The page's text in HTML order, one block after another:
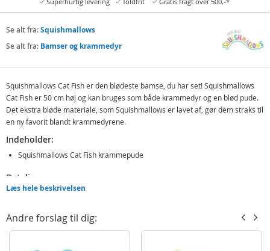
Se alt fra:Squishmallows
Se alt fra: Bamser og krammedyr
Squishmallows Cat Fish er den blødeste bamse, du har set! Squishmallows
Cat Fish er 50 cm høj og kan bruges som både krammedyr og en blød pude.
Det ekstra bløde materiale, som Squishmallows er lavet af, gør dem straks til
en ny favorit blandt krammedyrene.
Indeholder:
Squishmallows Cat Fish krammepude
Detaljer:
Mål: 50 cm (H)
Produktdetaljer
Model 248631
Læs hele beskrivelsen
Andre forslag til dig: